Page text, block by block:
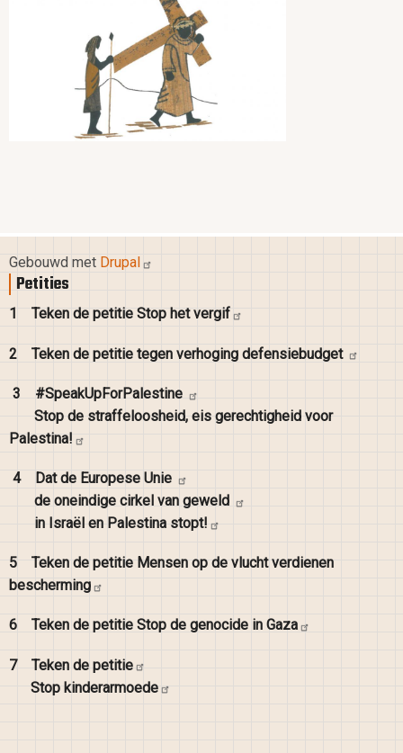
vluchtelingen
Gebedspodcast ‘Bidden Onderweg’ maakte i.s.m. JRS een podcast-
kruisweg waarin de ervaringen van vluchtelingen naast Jezus’ lijden
wordengeplaatst.
Gebouwd met Drupal
Petities
1 Teken de petitie Stop hetvergif
2 Teken de petitie tegen verhoging defensiebudget
3
#SpeakUpForPalestine
Stop de straffeloosheid, eis gerechtigheid voor
Palestina!
4 Dat de Europese Unie
de oneindige cirkel van geweld
in Israël en Palestina stopt!
5 Teken de petitie Mensen op de vlucht verdienen
bescherming
6 Teken de petitie Stop de genocide in Gaza
7 Teken de petitie
Stop kinderarmoede